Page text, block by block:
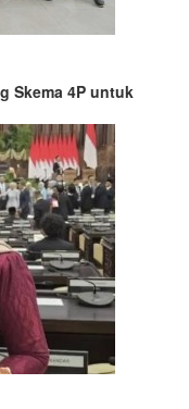
Skema 4P untuk